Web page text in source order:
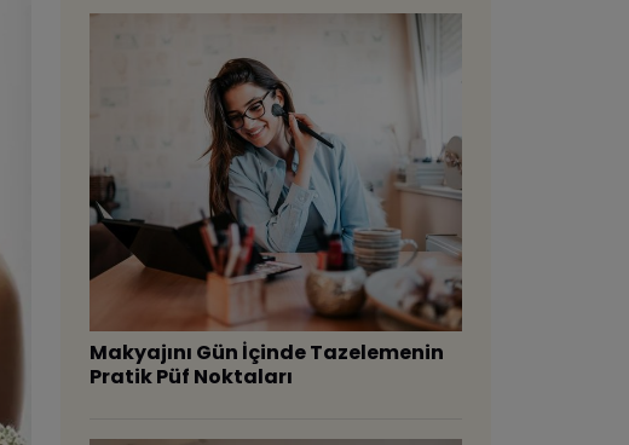
Makyajını Gün İçinde Tazelemenin
Pratik Püf Noktaları